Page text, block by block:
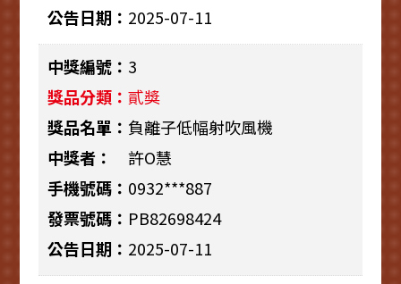
2025-07-11
3
貳獎
負離子低幅射吹風機
許O慧
0932***887
PB82698424
2025-07-11